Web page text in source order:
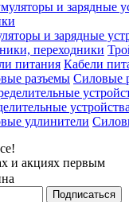
и зарядные
Кабели
Силовые
устройства
и акциях первым